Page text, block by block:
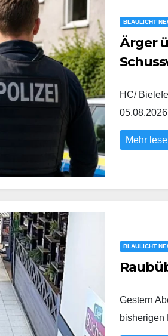
BLAULICHT
Ärger
HC/
Mehr
BLAULICHT
Gestern